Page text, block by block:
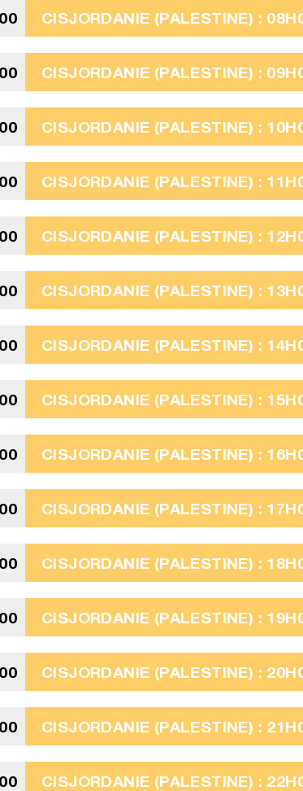
CISJORDANIE (PALESTINE) :
CISJORDANIE (PALESTINE) :
CISJORDANIE (PALESTINE) :
CISJORDANIE (PALESTINE) :
CISJORDANIE (PALESTINE) :
CISJORDANIE (PALESTINE) :
CISJORDANIE (PALESTINE) :
CISJORDANIE (PALESTINE) :
CISJORDANIE (PALESTINE) :
CISJORDANIE (PALESTINE) :
CISJORDANIE (PALESTINE) :
CISJORDANIE (PALESTINE) :
CISJORDANIE (PALESTINE) :
CISJORDANIE (PALESTINE) :
CISJORDANIE (PALESTINE) :